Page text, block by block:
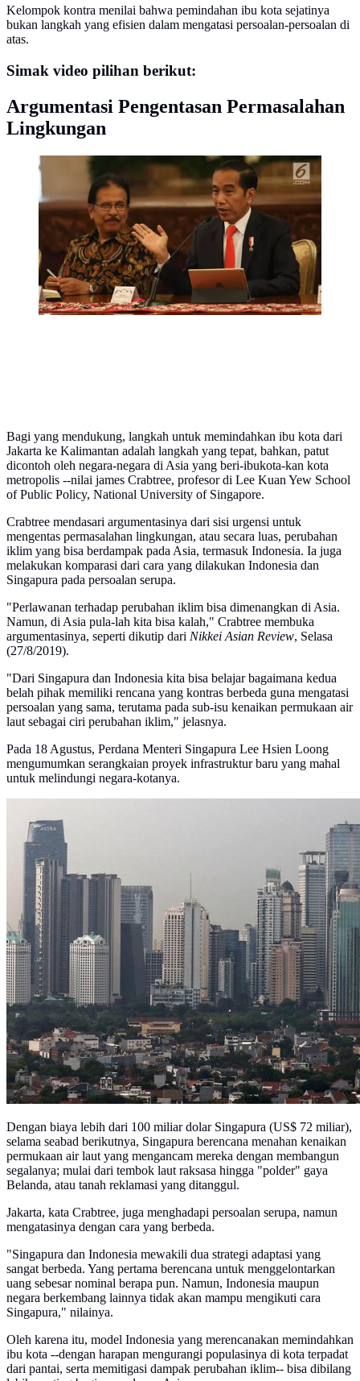
Kelompok kontra menilai bahwa pemindahan ibu kota sejatinya
bukan langkah yang efisien dalam mengatasi persoalan-persoalan di
atas.
Simak video pilihan berikut:
Argumentasi Pengentasan Permasalahan
Lingkungan
Presiden Jokowi didampingi Menteri ATR/BPN Sofyan
Djalil memberikan keterangan pers rencana
pemindahan Ibu Kota Negara di Istana Negara, Senin
(26/8/2019). Lokasi Ibu Kota berada di wilayah
Kabupaten Pejaman Penajam Pasar utara dan
Kabupaten Kutai Kartanegara di Kaltim. (Liputan6
com/Angga Yuniar)
Bagi yang mendukung, langkah untuk memindahkan ibu kota dari
Jakarta ke Kalimantan adalah langkah yang tepat, bahkan, patut
dicontoh oleh negara-negara di Asia yang beri-ibukota-kan kota
metropolis --nilai james Crabtree, profesor di Lee Kuan Yew School
of Public Policy, National University of Singapore.
Crabtree mendasari argumentasinya dari sisi urgensi untuk
mengentas permasalahan lingkungan, atau secara luas, perubahan
iklim yang bisa berdampak pada Asia, termasuk Indonesia. Ia juga
melakukan komparasi dari cara yang dilakukan Indonesia dan
Singapura pada persoalan serupa.
"Perlawanan terhadap perubahan iklim bisa dimenangkan di Asia.
Namun, di Asia pula-lah kita bisa kalah," Crabtree membuka
argumentasinya, seperti dikutip dari Nikkei Asian Review, Selasa
(27/8/2019).
"Dari Singapura dan Indonesia kita bisa belajar bagaimana kedua
belah pihak memiliki rencana yang kontras berbeda guna mengatasi
persoalan yang sama, terutama pada sub-isu kenaikan permukaan air
laut sebagai ciri perubahan iklim," jelasnya.
Pada 18 Agustus, Perdana Menteri Singapura Lee Hsien Loong
mengumumkan serangkaian proyek infrastruktur baru yang mahal
untuk melindungi negara-kotanya.
Dengan biaya lebih dari 100 miliar dolar Singapura (US$ 72 miliar),
selama seabad berikutnya, Singapura berencana menahan kenaikan
permukaan air laut yang mengancam mereka dengan membangun
segalanya; mulai dari tembok laut raksasa hingga "polder" gaya
Belanda, atau tanah reklamasi yang ditanggul.
Jakarta, kata Crabtree, juga menghadapi persoalan serupa, namun
mengatasinya dengan cara yang berbeda.
"Singapura dan Indonesia mewakili dua strategi adaptasi yang
sangat berbeda. Yang pertama berencana untuk menggelontarkan
uang sebesar nominal berapa pun. Namun, Indonesia maupun
negara berkembang lainnya tidak akan mampu mengikuti cara
Singapura," nilainya.
Oleh karena itu, model Indonesia yang merencanakan memindahkan
ibu kota --dengan harapan mengurangi populasinya di kota terpadat
dari pantai, serta memitigasi dampak perubahan iklim-- bisa dibilang